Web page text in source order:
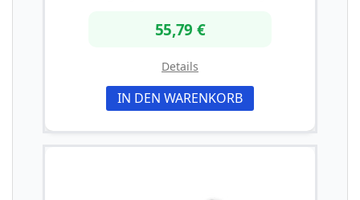
55,79 €
Details
IN DEN WARENKORB